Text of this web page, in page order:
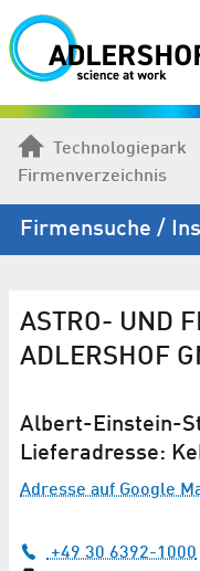
Technologiepark
Firmenverzeichnis
Firmen­suche /
ASTRO- UND
ADLERSHOF
Albert-Einstein-
Lieferadresse:
Adresse auf Google
+49 30 6392-1000